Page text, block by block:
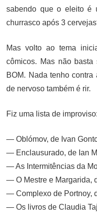
sabendo que o eleito é
churrasco após 3
Mas volto ao tema
cômicos. Mas não
BOM. Nada tenho
de nervoso também é rir.
Fiz uma lista de improviso:
— Oblómov, de Ivan
— Enclausurado, de Ian
— As Intermitências da
— O Mestre e Margarida,
— Complexo de Portnoy,
— Os livros de Claudia